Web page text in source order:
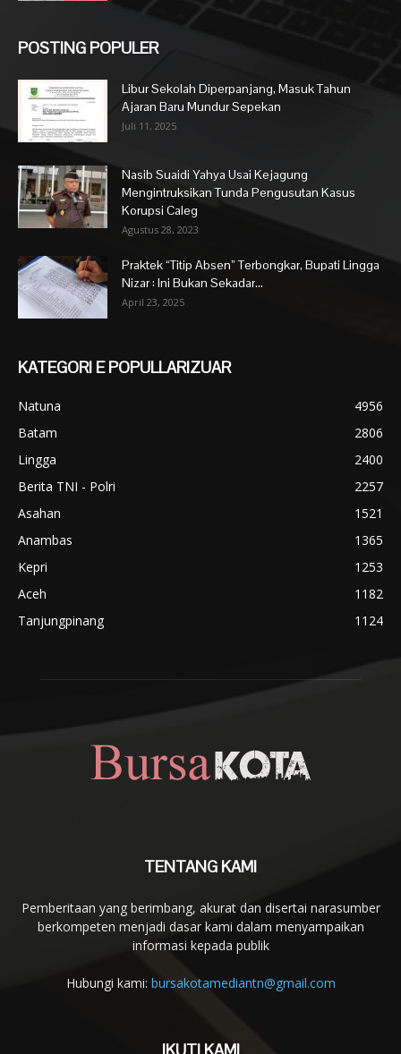
POSTING POPULER
Libur Sekolah Diperpanjang, Masuk Tahun
Ajaran Baru Mundur Sepekan
Juli 11, 2025
Nasib Suaidi Yahya Usai Kejagung
Mengintruksikan Tunda Pengusutan Kasus
Korupsi Caleg
Agustus 28, 2023
Praktek “Titip Absen” Terbongkar, Bupati Lingga
Nizar : Ini Bukan Sekadar...
April 23, 2025
KATEGORI E POPULLARIZUAR
Natuna
4956
Batam
2806
Lingga
2400
Berita TNI - Polri
2257
Asahan
1521
Anambas
1365
Kepri
1253
Aceh
1182
Tanjungpinang
1124
TENTANG KAMI
Pemberitaan yang berimbang, akurat dan disertai narasumber
berkompeten menjadi dasar kami dalam menyampaikan
informasi kepada publik
Hubungi kami: bursakotamediantn@gmail.com